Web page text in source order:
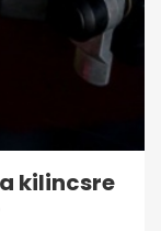
kilincsre